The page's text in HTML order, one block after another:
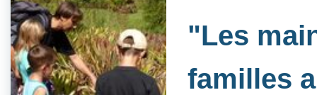
"Les
familles